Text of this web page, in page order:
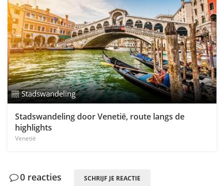
Stadswandeling
Stadswandeling door Venetië, route langs de
highlights
Venetië
0 reacties SCHRIJF JE REACTIE